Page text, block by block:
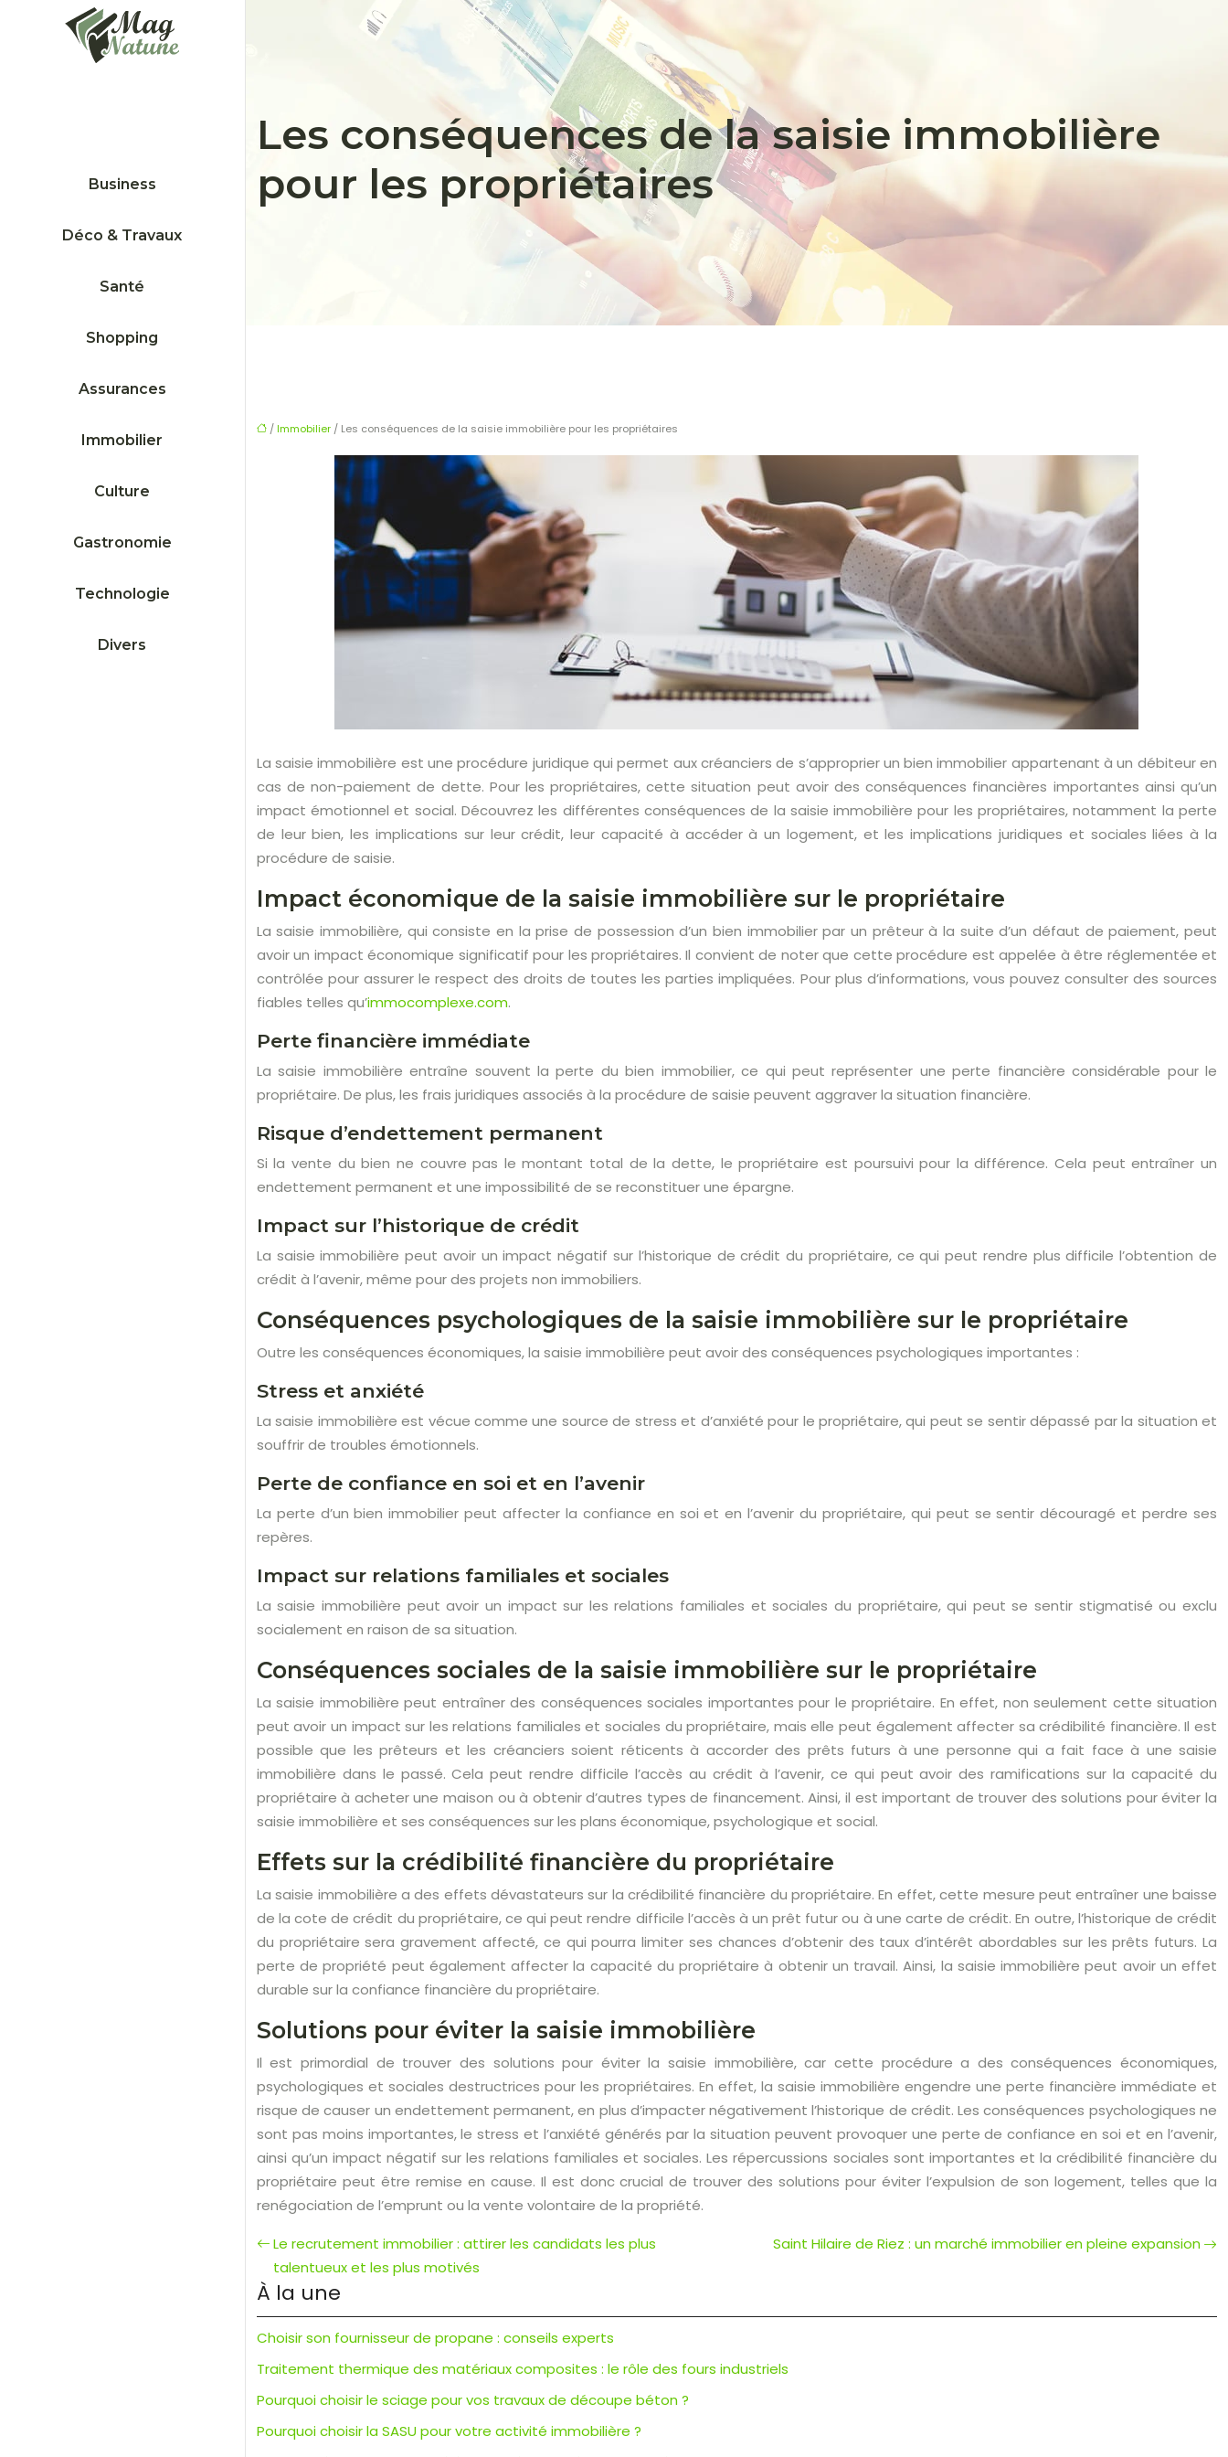
Business
Déco & Travaux
Santé
Shopping
Assurances
Immobilier
Culture
Gastronomie
Technologie
Divers
Les conséquences de la saisie immobilière
pour les propriétaires
/Immobilier/ Les conséquences de la saisie immobilière pour les propriétaires
La saisie immobilière est une procédure juridique qui permet aux créanciers de s’approprier un bien immobilier appartenant à un débiteur en
cas de non-paiement de dette. Pour les propriétaires, cette situation peut avoir des conséquences financières importantes ainsi qu’un
impact émotionnel et social. Découvrez les différentes conséquences de la saisie immobilière pour les propriétaires, notamment la perte
de leur bien, les implications sur leur crédit, leur capacité à accéder à un logement, et les implications juridiques et sociales liées à la
procédure de saisie.
Impact économique de la saisie immobilière sur le propriétaire
La saisie immobilière, qui consiste en la prise de possession d’un bien immobilier par un prêteur à la suite d’un défaut de paiement, peut
avoir un impact économique significatif pour les propriétaires. Il convient de noter que cette procédure est appelée à être réglementée et
contrôlée pour assurer le respect des droits de toutes les parties impliquées. Pour plus d’informations, vous pouvez consulter des sources
fiables telles qu’immocomplexe.com.
Perte financière immédiate
La saisie immobilière entraîne souvent la perte du bien immobilier, ce qui peut représenter une perte financière considérable pour le
propriétaire. De plus, les frais juridiques associés à la procédure de saisie peuvent aggraver la situation financière.
Risque d’endettement permanent
Si la vente du bien ne couvre pas le montant total de la dette, le propriétaire est poursuivi pour la différence. Cela peut entraîner un
endettement permanent et une impossibilité de se reconstituer une épargne.
Impact sur l’historique de crédit
La saisie immobilière peut avoir un impact négatif sur l’historique de crédit du propriétaire, ce qui peut rendre plus difficile l’obtention de
crédit à l’avenir, même pour des projets non immobiliers.
Conséquences psychologiques de la saisie immobilière sur le propriétaire
Outre les conséquences économiques, la saisie immobilière peut avoir des conséquences psychologiques importantes :
Stress et anxiété
La saisie immobilière est vécue comme une source de stress et d’anxiété pour le propriétaire, qui peut se sentir dépassé par la situation et
souffrir de troubles émotionnels.
Perte de confiance en soi et en l’avenir
La perte d’un bien immobilier peut affecter la confiance en soi et en l’avenir du propriétaire, qui peut se sentir découragé et perdre ses
repères.
Impact sur relations familiales et sociales
La saisie immobilière peut avoir un impact sur les relations familiales et sociales du propriétaire, qui peut se sentir stigmatisé ou exclu
socialement en raison de sa situation.
Conséquences sociales de la saisie immobilière sur le propriétaire
La saisie immobilière peut entraîner des conséquences sociales importantes pour le propriétaire. En effet, non seulement cette situation
peut avoir un impact sur les relations familiales et sociales du propriétaire, mais elle peut également affecter sa crédibilité financière. Il est
possible que les prêteurs et les créanciers soient réticents à accorder des prêts futurs à une personne qui a fait face à une saisie
immobilière dans le passé. Cela peut rendre difficile l’accès au crédit à l’avenir, ce qui peut avoir des ramifications sur la capacité du
propriétaire à acheter une maison ou à obtenir d’autres types de financement. Ainsi, il est important de trouver des solutions pour éviter la
saisie immobilière et ses conséquences sur les plans économique, psychologique et social.
Effets sur la crédibilité financière du propriétaire
La saisie immobilière a des effets dévastateurs sur la crédibilité financière du propriétaire. En effet, cette mesure peut entraîner une baisse
de la cote de crédit du propriétaire, ce qui peut rendre difficile l’accès à un prêt futur ou à une carte de crédit. En outre, l’historique de crédit
du propriétaire sera gravement affecté, ce qui pourra limiter ses chances d’obtenir des taux d’intérêt abordables sur les prêts futurs. La
perte de propriété peut également affecter la capacité du propriétaire à obtenir un travail. Ainsi, la saisie immobilière peut avoir un effet
durable sur la confiance financière du propriétaire.
Solutions pour éviter la saisie immobilière
Il est primordial de trouver des solutions pour éviter la saisie immobilière, car cette procédure a des conséquences économiques,
psychologiques et sociales destructrices pour les propriétaires. En effet, la saisie immobilière engendre une perte financière immédiate et
risque de causer un endettement permanent, en plus d’impacter négativement l’historique de crédit. Les conséquences psychologiques ne
sont pas moins importantes, le stress et l’anxiété générés par la situation peuvent provoquer une perte de confiance en soi et en l’avenir,
ainsi qu’un impact négatif sur les relations familiales et sociales. Les répercussions sociales sont importantes et la crédibilité financière du
propriétaire peut être remise en cause. Il est donc crucial de trouver des solutions pour éviter l’expulsion de son logement, telles que la
renégociation de l’emprunt ou la vente volontaire de la propriété.
Le recrutement immobilier : attirer les candidats les plus
talentueux et les plus motivés
Saint Hilaire de Riez : un marché immobilier en pleine expansion
À la une
Choisir son fournisseur de propane : conseils experts
Traitement thermique des matériaux composites : le rôle des fours industriels
Pourquoi choisir le sciage pour vos travaux de découpe béton ?
Pourquoi choisir la SASU pour votre activité immobilière ?